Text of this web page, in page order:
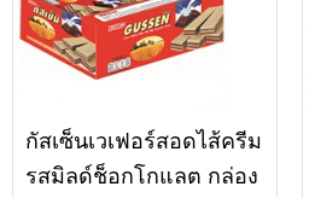
กัสเซ็นเวเฟอร์สอดไส้ครีม
รสมิลด์ช็อกโกแลต กล่อง